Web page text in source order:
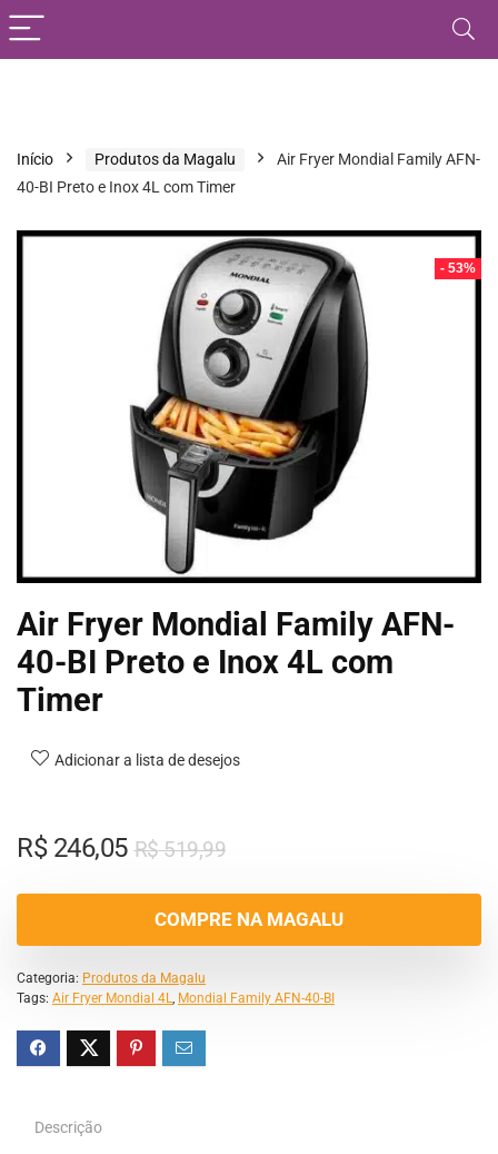
Início Produtos da Magalu
Air Fryer Mondial Family AFN-
40-BI Preto e Inox 4L com Timer
- 53%
Air Fryer Mondial Family AFN-
40-BI Preto e Inox 4L com
Timer
Adicionar a lista de desejos
R$519,99
R$246,05
COMPRE NA MAGALU
Categoria: Produtos da Magalu
Tags: Air Fryer Mondial 4L Mondial Family AFN-40-BI
Descrição